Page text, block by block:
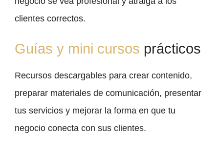
clientes correctos.
Guías y mini cursos prácticos
Recursos descargables para crear contenido,
preparar materiales de comunicación, presentar
tus servicios y mejorar la forma en que tu
negocio conecta con sus clientes.